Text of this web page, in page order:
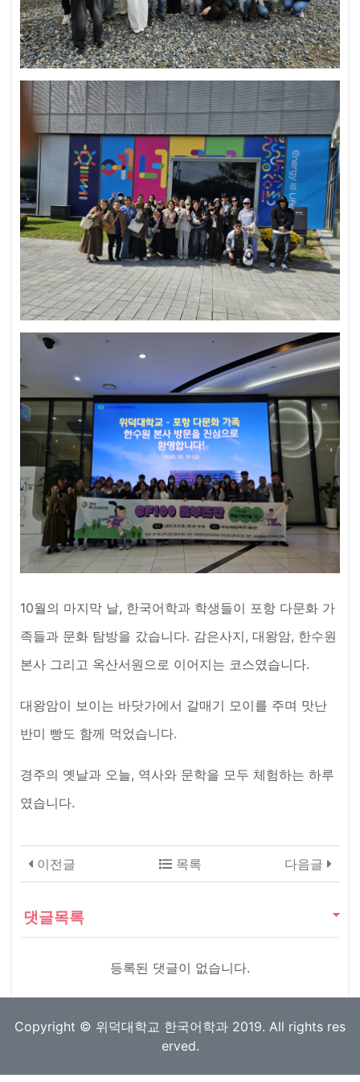
10월의 마지막 날, 한국어학과 학생들이 포항 다문화 가
족들과 문화 탐방을 갔습니다. 감은사지, 대왕암, 한수원
본사 그리고 옥산서원으로 이어지는 코스였습니다.
대왕암이 보이는 바닷가에서 갈매기 모이를 주며 맛난
반미 빵도 함께 먹었습니다.
경주의 옛날과 오늘, 역사와 문학을 모두 체험하는 하루
였습니다.
이전글 다음글
목록
댓글목록
등록된 댓글이 없습니다.
Copyright © 위덕대학교 한국어학과 2019. All rights res
erved.